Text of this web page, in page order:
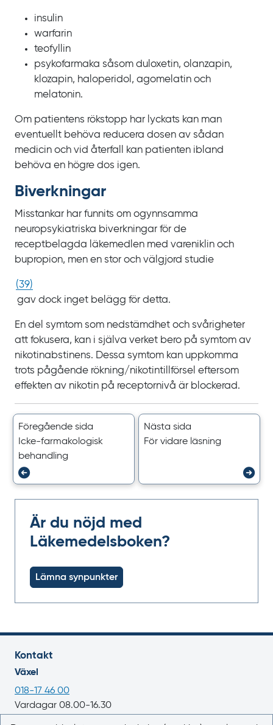
insulin
warfarin
teofyllin
psykofarmaka såsom duloxetin, olanzapin,
klozapin, haloperidol, agomelatin och
melatonin.
Om patientens rökstopp har lyckats kan man
eventuellt behöva reducera dosen av sådan
medicin och vid återfall kan patienten ibland
behöva en högre dos igen.
Biverkningar
Misstankar har funnits om ogynnsamma
neuropsykiatriska biverkningar för de
receptbelagda läkemedlen med vareniklin och
bupropion, men en stor och välgjord studie
(39)
gav dock inget belägg för detta.
En del symtom som nedstämdhet och svårigheter
att fokusera, kan i själva verket bero på symtom av
nikotinabstinens. Dessa symtom kan uppkomma
trots pågående rökning/‌nikotintillförsel eftersom
effekten av nikotin på receptornivå är blockerad.
Föregående sida
Icke-farmakologisk
behandling
Nästa sida
För vidare läsning
Är du nöjd med
Läkemedelsboken?
Lämna synpunkter
Kontakt
Växel
018-17 46 00
Vardagar 08.00-16.30